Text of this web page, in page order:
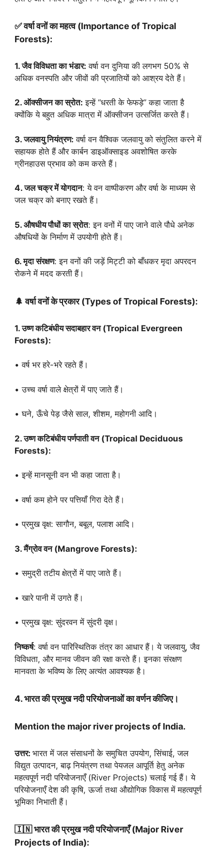
✅ वर्षा वनों का महत्व (Importance of Tropical
Forests):
1. जैव विविधता का भंडार: वर्षा वन दुनिया की लगभग 50% से
अधिक वनस्पति और जीवों की प्रजातियों को आश्रय देते हैं।
2. ऑक्सीजन का स्रोत: इन्हें “धरती के फेफड़े” कहा जाता है
क्योंकि ये बहुत अधिक मात्रा में ऑक्सीजन उत्सर्जित करते हैं।
3. जलवायु नियंत्रण: वर्षा वन वैश्विक जलवायु को संतुलित करने में
सहायक होते हैं और कार्बन डाइऑक्साइड अवशोषित करके
ग्रीनहाउस प्रभाव को कम करते हैं।
4. जल चक्र में योगदान: ये वन वाष्पीकरण और वर्षा के माध्यम से
जल चक्र को बनाए रखते हैं।
5. औषधीय पौधों का स्रोत: इन वनों में पाए जाने वाले पौधे अनेक
औषधियों के निर्माण में उपयोगी होते हैं।
6. मृदा संरक्षण: इन वनों की जड़ें मिट्टी को बाँधकर मृदा अपरदन
रोकने में मदद करती हैं।
🌲वर्षा वनों के प्रकार (Types of Tropical Forests):
1. उष्ण कटिबंधीय सदाबहार वन (Tropical Evergreen
Forests):
• वर्ष भर हरे-भरे रहते हैं।
• उच्च वर्षा वाले क्षेत्रों में पाए जाते हैं।
• घने, ऊँचे पेड़ जैसे साल, शीशम, महोगनी आदि।
2. उष्ण कटिबंधीय पर्णपाती वन (Tropical Deciduous
Forests):
• इन्हें मानसूनी वन भी कहा जाता है।
• वर्षा कम होने पर पत्तियाँ गिरा देते हैं।
• प्रमुख वृक्ष: सागौन, बबूल, पलाश आदि।
3. मैंग्रोव वन (Mangrove Forests):
• समुद्री तटीय क्षेत्रों में पाए जाते हैं।
• खारे पानी में उगते हैं।
• प्रमुख वृक्ष: सुंदरवन में सुंदरी वृक्ष।
निष्कर्ष: वर्षा वन पारिस्थितिक तंत्र का आधार हैं। ये जलवायु, जैव
विविधता, और मानव जीवन की रक्षा करते हैं। इनका संरक्षण
मानवता के भविष्य के लिए अत्यंत आवश्यक है।
4. भारत की प्रमुख नदी परियोजनाओं का वर्णन कीजिए।
Mention the major river projects of India.
उत्तर: भारत में जल संसाधनों के समुचित उपयोग, सिंचाई, जल
विद्युत उत्पादन, बाढ़ नियंत्रण तथा पेयजल आपूर्ति हेतु अनेक
महत्वपूर्ण नदी परियोजनाएँ (River Projects) चलाई गई हैं। ये
परियोजनाएँ देश की कृषि, ऊर्जा तथा औद्योगिक विकास में महत्वपूर्ण
भूमिका निभाती हैं।
🇮🇳भारत की प्रमुख नदी परियोजनाएँ (Major River
Projects of India):